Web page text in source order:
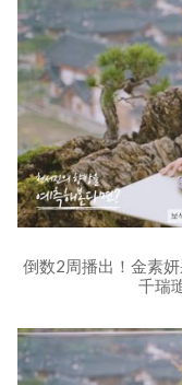
倒数2周播出！金素
千瑞